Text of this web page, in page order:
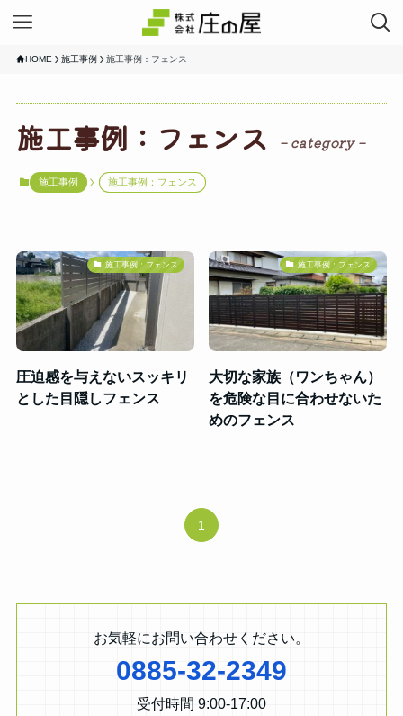
HOME 施工事例 施工事例：フェンス
施工事例：フェンス – category –
施工事例 施工事例：フェンス
施工事例：フェンス
圧迫感を与えないスッキリ
とした目隠しフェンス
施工事例：フェンス
大切な家族（ワンちゃん）
を危険な目に合わせないた
めのフェンス
1
お気軽にお問い合わせください。
0885-32-2349
受付時間 9:00-17:00